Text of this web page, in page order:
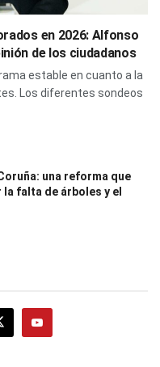
en 2026: Alfonso
de los ciudadanos
estable en cuanto a la
Los diferentes sondeos
una reforma que
falta de árboles y el